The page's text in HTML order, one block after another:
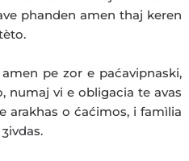
phanden amen thaj keren
pe zor e paćavipnaski,
numaj vi e obligacia te avas
arakhas o ćaćimos, i famìlia